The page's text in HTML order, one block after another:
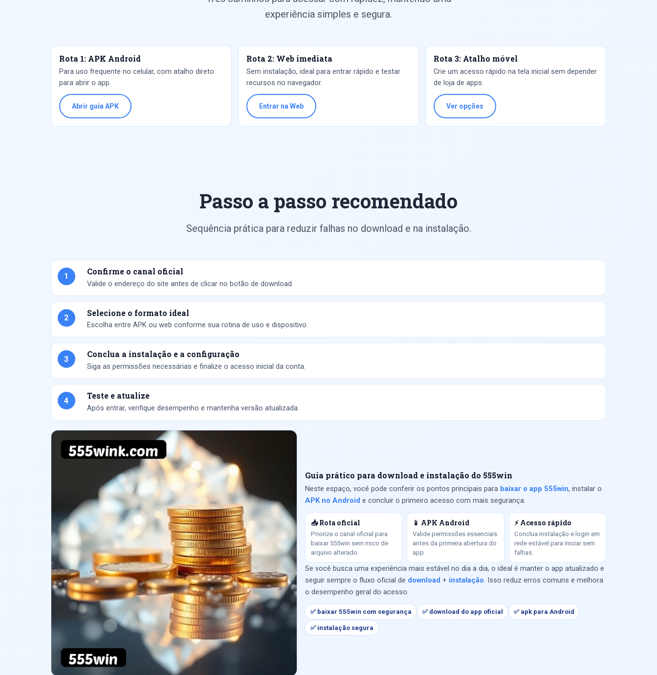
experiência simples e segura.
Rota 1: APK Android
Para uso frequente no celular, com atalho direto
para abrir o app.
Abrir guia APK
Rota 2: Web imediata
Sem instalação, ideal para entrar rápido e testar
recursos no navegador.
Entrar na Web
Rota 3: Atalho móvel
Crie um acesso rápido na tela inicial sem depender
de loja de apps.
Ver opções
Passo a passo recomendado
Sequência prática para reduzir falhas no download e na instalação.
1 Confirme o canal oficial
Valide o endereço do site antes de clicar no botão de download.
2 Selecione o formato ideal
Escolha entre APK ou web conforme sua rotina de uso e dispositivo.
3 Conclua a instalação e a configuração
Siga as permissões necessárias e finalize o acesso inicial da conta.
4 Teste e atualize
Após entrar, verifique desempenho e mantenha versão atualizada.
Guia prático para download e instalação do 555win
Neste espaço, você pode conferir os pontos principais para baixar o app 555win, instalar o
APK no Android e concluir o primeiro acesso com mais segurança.
📥 Rota oficial
Priorize o canal oficial para
baixar 555win sem risco de
arquivo alterado.
📱 APK Android
Valide permissões essenciais
antes da primeira abertura do
app.
⚡ Acesso rápido
Conclua instalação e login em
rede estável para iniciar sem
falhas.
Se você busca uma experiência mais estável no dia a dia, o ideal é manter o app atualizado e
seguir sempre o fluxo oficial de download + instalação. Isso reduz erros comuns e melhora
o desempenho geral do acesso.
✅ baixar 555win com segurança ✅ download do app oficial ✅ apk para Android
✅ instalação segura